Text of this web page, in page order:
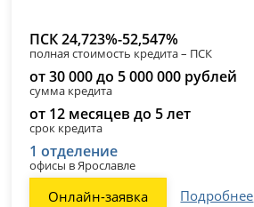
ПСК 24,723%-52,547%
полная стоимость кредита – ПСК
от 30 000 до 5 000 000 рублей
сумма кредита
от 12 месяцев до 5 лет
срок кредита
1 отделение
офисы в Ярославле
Онлайн-заявка Подробнее